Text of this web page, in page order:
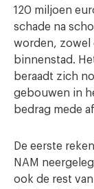
120 miljoen
schade na
worden, zowel
binnenstad.
beraadt zich
gebouwen in
bedrag mede
De eerste
NAM
ook de rest